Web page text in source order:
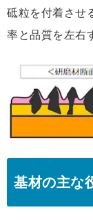
砥粒を付着させ
率と品質を左右
基材の主な